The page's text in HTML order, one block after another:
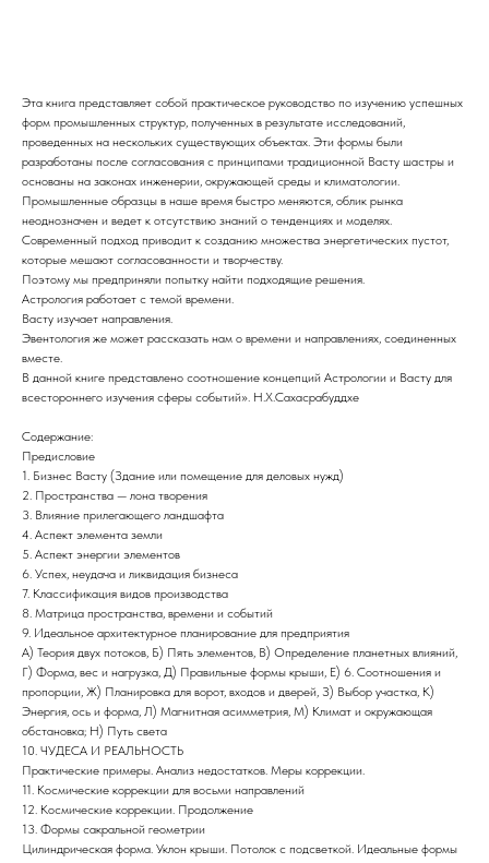
Эта книга представляет собой практическое руководство по изучению успешных
форм промышленных структур, полученных в результате исследований,
проведенных на нескольких существующих объектах. Эти формы были
разработаны после согласования с принципами традиционной Васту шастры и
основаны на законах инженерии, окружающей среды и климатологии.
Промышленные образцы в наше время быстро меняются, облик рынка
неоднозначен и ведет к отсутствию знаний о тенденциях и моделях.
Современный подход приводит к созданию множества энергетических пустот,
которые мешают согласованности и творчеству.
Поэтому мы предприняли попытку найти подходящие решения.
Астрология работает с темой времени.
Васту изучает направления.
Эвентология же может рассказать нам о времени и направлениях, соединенных
вместе.
В данной книге представлено соотношение концепций Астрологии и Васту для
всестороннего изучения сферы событий». Н.Х.Сахасрабуддхе
Содержание:
Предисловие
1. Бизнес Васту (Здание или помещение для деловых нужд)
2. Пространства — лона творения
3. Влияние прилегающего ландшафта
4. Аспект элемента земли
5. Аспект энергии элементов
6. Успех, неудача и ликвидация бизнеса
7. Классификация видов производства
8. Матрица пространства, времени и событий
9. Идеальное архитектурное планирование для предприятия
А) Теория двух потоков, Б) Пять элементов, В) Определение планетных влияний,
Г) Форма, вес и нагрузка, Д) Правильные формы крыши, Е) 6. Соотношения и
пропорции, Ж) Планировка для ворот, входов и дверей, З) Выбор участка, К)
Энергия, ось и форма, Л) Магнитная асимметрия, М) Климат и окружающая
обстановка; Н) Путь света
10. ЧУДЕСА И РЕАЛЬНОСТЬ
Практические примеры. Анализ недостатков. Меры коррекции.
11. Космические коррекции для восьми направлений
12. Космические коррекции. Продолжение
13. Формы сакральной геометрии
Цилиндрическая форма. Уклон крыши. Потолок с подсветкой. Идеальные формы